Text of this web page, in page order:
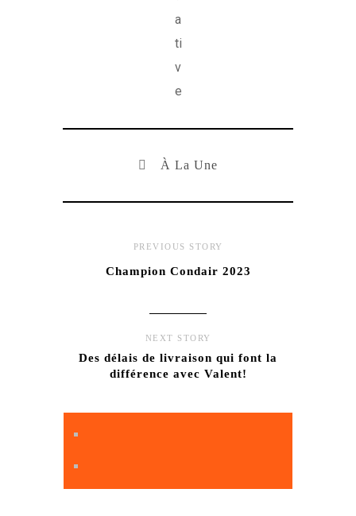
a
ti
v
e
À La Une
PREVIOUS STORY
Champion Condair 2023
NEXT STORY
Des délais de livraison qui font la
différence avec Valent!